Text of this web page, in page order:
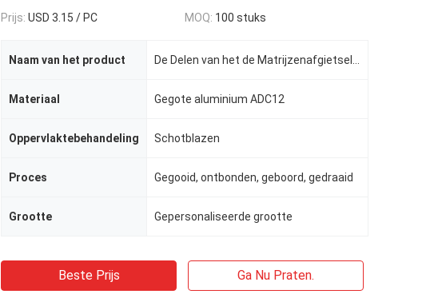
Prijs: USD 3.15 / PC MOQ: 100 stuks
Naam van het product
Materiaal Gegote aluminium ADC12
Oppervlaktebehandeling Schotblazen
Proces Gegooid, ontbonden, geboord, gedraaid
Grootte Gepersonaliseerde grootte
Beste Prijs Ga Nu Praten.